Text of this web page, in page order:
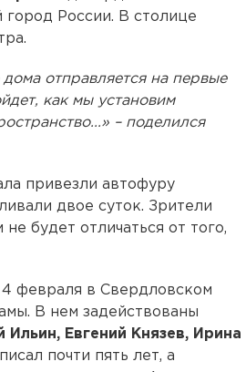
России. В столице
отправляется на первые
как мы установим
– поделился
привезли автофуру
двое суток. Зрители
будет отличаться от того,
4 февраля в Свердловском
В нем задействованы
Евгений Князев, Ирина
почти пять лет, а